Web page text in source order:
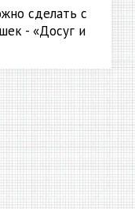
сделать с
- «Досуг и